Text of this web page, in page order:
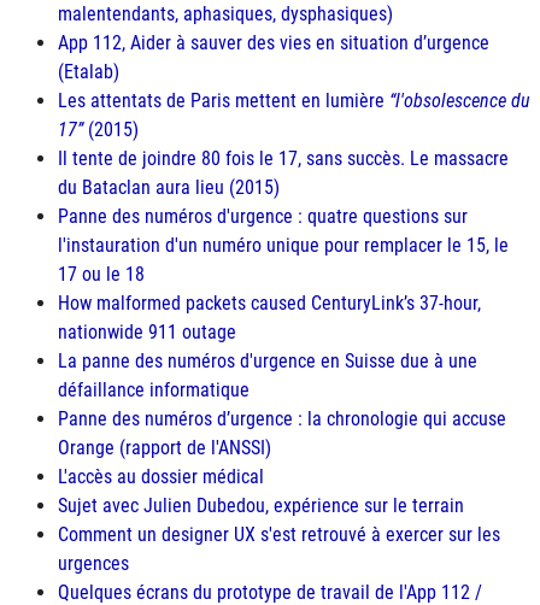
malentendants, aphasiques, dysphasiques)
App 112, Aider à sauver des vies en situation d’urgence
(Etalab)
Les attentats de Paris mettent en lumière l'obsolescence du
17 (2015)
Il tente de joindre 80 fois le 17, sans succès. Le massacre
du Bataclan aura lieu (2015)
Panne des numéros d'urgence : quatre questions sur
l'instauration d'un numéro unique pour remplacer le 15, le
17 ou le 18
How malformed packets caused CenturyLink’s 37-hour,
nationwide 911 outage
La panne des numéros d'urgence en Suisse due à une
défaillance informatique
Panne des numéros d’urgence : la chronologie qui accuse
Orange (rapport de l'ANSSI)
L'accès au dossier médical
Sujet avec Julien Dubedou, expérience sur le terrain
Comment un designer UX s'est retrouvé à exercer sur les
urgences
Quelques écrans du prototype de travail de l'App 112 /